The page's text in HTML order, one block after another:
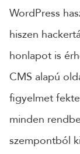
WordPress
hiszen
honlapot is
CMS alapú
figyelmet
minden
szempontból